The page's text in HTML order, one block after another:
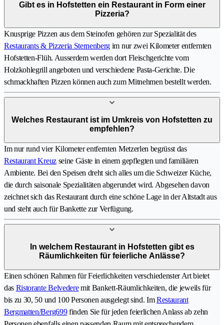
Gibt es in Hofstetten ein Restaurant in Form einer
Pizzeria?
Knusprige Pizzen aus dem Steinofen gehören zur Spezialität des
Restaurants & Pizzeria Sternenberg im nur zwei Kilometer entfernten
Hofstetten-Flüh. Ausserdem werden dort Fleischgerichte vom
Holzkohlegrill angeboten und verschiedene Pasta-Gerichte. Die
schmackhaften Pizzen können auch zum Mitnehmen bestellt werden.
Welches Restaurant ist im Umkreis von Hofstetten zu
empfehlen?
Im nur rund vier Kilometer entfernten Metzerlen begrüsst das
Restaurant Kreuzseine Gäste in einem gepflegten und familiären
Ambiente. Bei den Speisen dreht sich alles um die Schweizer Küche,
die durch saisonale Spezialitäten abgerundet wird. Abgesehen davon
zeichnet sich das Restaurant durch eine schöne Lage in der Altstadt aus
und steht auch für Bankette zur Verfügung.
In welchem Restaurant in Hofstetten gibt es
Räumlichkeiten für feierliche Anlässe?
Einen schönen Rahmen für Feierlichkeiten verschiedenster Art bietet
das Ristorante Belvederemit Bankett-Räumlichkeiten, die jeweils für
bis zu 30, 50 und 100 Personen ausgelegt sind. ImRestaurant
Bergmatten/Berg699finden Sie für jeden feierlichen Anlass ab zehn